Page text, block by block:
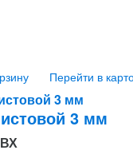
Перейти в
3 мм